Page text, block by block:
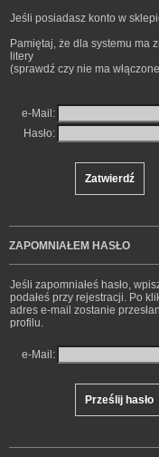
Jeśli posiadasz konto w
Pamiętaj, że dla systemu ma
litery
(sprawdź czy nie ma
e-Mail:
Hasło:
ZAPOMNIAŁEM HASŁO
Jeśli zapomniałeś hasło,
podałeś przy rejestracji. Po
adres e-mail zostanie
profilu.
e-Mail: